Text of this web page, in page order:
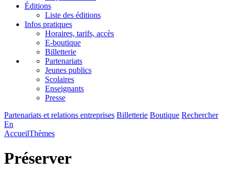
Éditions
Liste des éditions
Infos pratiques
Horaires, tarifs, accès
E-boutique
Billetterie
Partenariats
Jeunes publics
Scolaires
Enseignants
Presse
Partenariats et relations entreprises Billetterie Boutique Rechercher
En
AccueilThèmes
Préserver